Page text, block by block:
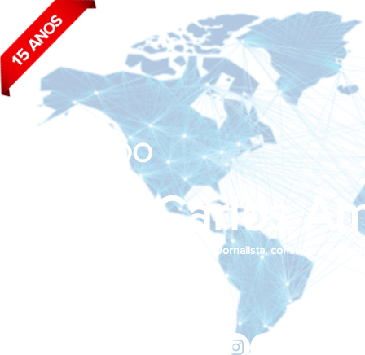
João Carlos
BLOG DO
Jornalista, consultor de